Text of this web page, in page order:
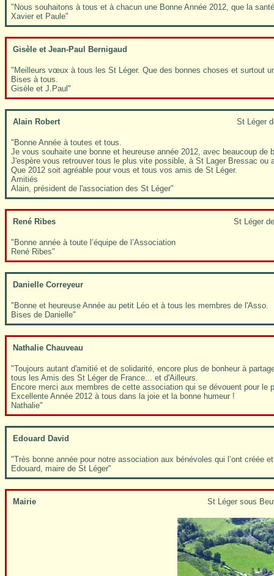
"Nous souhaitons à tous et à chacun une Bonne Année 2012, que la
Xavier et Paule"
Gisèle et Jean-Paul Bernigaud
"Meilleurs vœux à tous les St Léger. Que des bonnes choses et surtout
Bises à tous.
Gisèle et J.Paul"
Alain Robert St Léger
"Bonne Année à toutes et tous.
Je vous souhaite une bonne et heureuse année 2012, avec beaucoup de
J'espère vous retrouver tous le plus vite possible, à St Lager Bressac ou
Que 2012 soit agréable pour vous et tous vos amis de St Léger.
Amitiés
Alain, président de l'association des St Léger"
René Ribes St Léger
"Bonne année à toute l’équipe de l’Association
René Ribes"
Danielle Correyeur
"Bonne et heureuse Année au petit Léo et à tous les membres de l'Asso.
Bises de Danielle"
Nathalie Chauveau
"Toujours autant d'amitié et de solidarité, encore plus de bonheur à
tous les Amis des St Léger de France... et d'Ailleurs.
Encore merci aux membres de cette association qui se dévouent pour le
Excellente Année 2012 à tous dans la joie et la bonne humeur !
Nathalie"
Edouard David
"Très bonne année pour notre association aux bénévoles qui l’ont créée
Edouard, maire de St Léger"
Mairie St Léger sous